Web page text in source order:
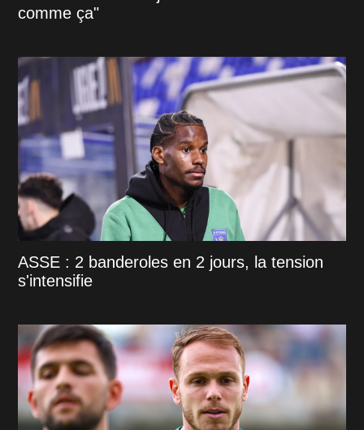
comme ça"
ASSE : 2 banderoles en 2 jours, la tension
s'intensifie